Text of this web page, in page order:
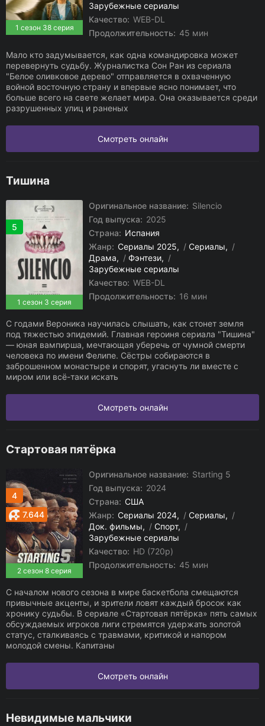
1 сезон 38 серия
Зарубежные сериалы
Качество: WEB-DL
Продолжительность: 45 мин
Мало кто задумывается, как одна командировка может
перевернуть судьбу. Журналистка Сон Ран из сериала
"Белое оливковое дерево" отправляется в охваченную
войной восточную страну и впервые ясно понимает, что
больше всего на свете желает мира. Она оказывается среди
разрушенных улиц и раненых
Смотреть онлайн
Тишина
5
1 сезон 3 серия
Оригинальное название: Silencio
Год выпуска: 2025
Страна: Испания
Жанр: Сериалы 2025 / Сериалы
/
Драма
/ Фэнтези
/
Зарубежные сериалы
Качество: WEB-DL
Продолжительность: 16 мин
С годами Вероника научилась слышать, как стонет земля
под тяжестью эпидемий. Главная героиня сериала "Тишина"
— юная вампирша, мечтающая уберечь от чумной смерти
человека по имени Фелипе. Сёстры собираются в
заброшенном монастыре и спорят, угаснуть ли вместе с
миром или всё-таки искать
Смотреть онлайн
Стартовая пятёрка
4
2 сезон 8 серия
7.644
Оригинальное название: Starting 5
Год выпуска: 2024
Страна: США
Жанр: Сериалы 2024 / Сериалы
/
Док. фильмы
/ Спорт
/
Зарубежные сериалы
Качество: HD (720p)
Продолжительность: 45 мин
С началом нового сезона в мире баскетбола смещаются
привычные акценты, и зрители ловят каждый бросок как
хронику судьбы. В сериале «Стартовая пятёрка» пять самых
обсуждаемых игроков лиги стремятся удержать золотой
статус, сталкиваясь с травмами, критикой и напором
молодой смены. Капитаны
Смотреть онлайн
Невидимые мальчики